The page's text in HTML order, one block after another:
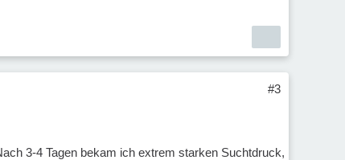
#3
3-4 Tagen bekam ich extrem starken Suchtdruck,